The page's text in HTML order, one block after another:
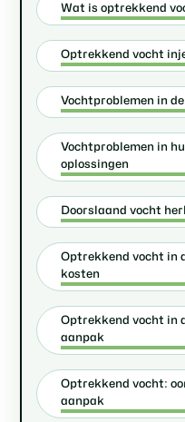
Wat is optrekkend
Optrekkend vocht
Vochtproblemen in
Vochtproblemen in
oplossingen
Doorslaand vocht
Optrekkend vocht in
kosten
Optrekkend vocht in
aanpak
Optrekkend vocht:
aanpak